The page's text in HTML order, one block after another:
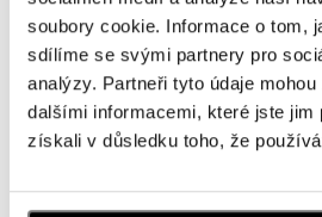
soubory cookie. Informace o tom,
sdílíme se svými partnery pro
analýzy. Partneři tyto údaje
dalšími informacemi, které jste jim
získali v důsledku toho, že
Pribinova 8, 811 09 Bratislava
tel.: +421917090467
dnes otvorené do 21:00
HALADA OC Avion,
Ivanská cesta 16, 821 04 Bratislava
dnes otvorené do 21:00